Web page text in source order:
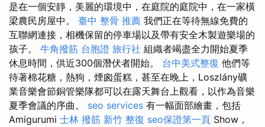
是在一個安靜，美麗的環境中，在庭院的庭院中，在一家橫
梁農民房屋中。 臺中 整骨 推薦 我們正在等待無線免費的
互聯網連接，相機保留的停車場以及帶有安全木製遊樂場的
孩子。 牛角撥筋 台胞證 旅行社 組織者竭盡全力開始夏季
休息時間，供近300個潛伏者開始。 台中美式整復 他們等
待著棉花糖，熱狗，煙囪蛋糕，甚至在晚上，Loszlány礦
業音樂會節銅管樂隊都可以在露天舞台上觀看，以作為音樂
夏季會議的序曲。 seo services 有一幅面部繪畫，包括
Amigurumi 士林 撥筋 新竹 整復 seo保證第一頁 Show，